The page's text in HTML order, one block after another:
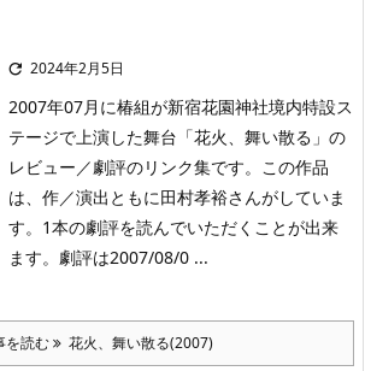
 2024年2月5日
2007年07月に椿組が新宿花園神社境内特設ス
テージで上演した舞台「花火、舞い散る」の
レビュー／劇評のリンク集です。この作品
は、作／演出ともに田村孝裕さんがしていま
す。1本の劇評を読んでいただくことが出来
ます。劇評は2007/08/0 ...
を読む 花火、舞い散る(2007)